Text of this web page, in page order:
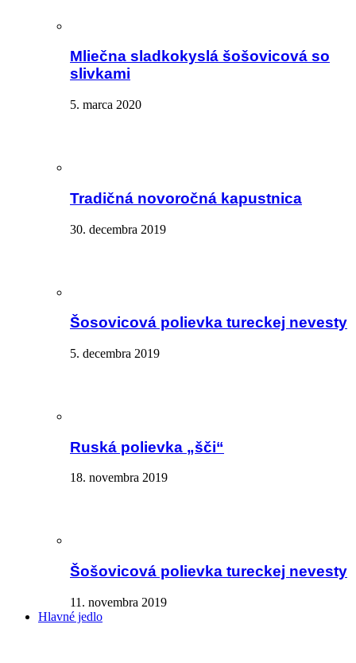
Mliečna sladkokyslá šošovicová so
slivkami
5. marca 2020
Tradičná novoročná kapustnica
30. decembra 2019
Šosovicová polievka tureckej nevesty
5. decembra 2019
Ruská polievka „šči“
18. novembra 2019
Šošovicová polievka tureckej nevesty
11. novembra 2019
Hlavné jedlo